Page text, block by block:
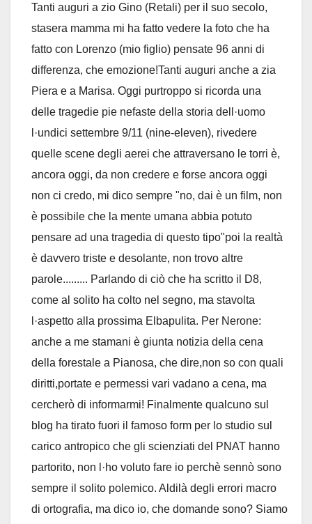
Tanti auguri a zio Gino (Retali) per il suo secolo,
stasera mamma mi ha fatto vedere la foto che ha
fatto con Lorenzo (mio figlio) pensate 96 anni di
differenza, che emozione!Tanti auguri anche a zia
Piera e a Marisa. Oggi purtroppo si ricorda una
delle tragedie pie nefaste della storia dell·uomo
l·undici settembre 9/11 (nine-eleven), rivedere
quelle scene degli aerei che attraversano le torri è,
ancora oggi, da non credere e forse ancora oggi
non ci credo, mi dico sempre "no, dai è un film, non
è possibile che la mente umana abbia potuto
pensare ad una tragedia di questo tipo"poi la realtà
è davvero triste e desolante, non trovo altre
parole......... Parlando di ciò che ha scritto il D8,
come al solito ha colto nel segno, ma stavolta
l·aspetto alla prossima Elbapulita. Per Nerone:
anche a me stamani è giunta notizia della cena
della forestale a Pianosa, che dire,non so con quali
diritti,portate e permessi vari vadano a cena, ma
cercherò di informarmi! Finalmente qualcuno sul
blog ha tirato fuori il famoso form per lo studio sul
carico antropico che gli scienziati del PNAT hanno
partorito, non l·ho voluto fare io perchè sennò sono
sempre il solito polemico. Aldilà degli errori macro
di ortografia, ma dico io, che domande sono? Siamo